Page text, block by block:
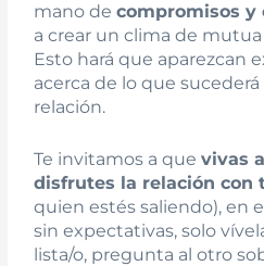
mano decompromisos y
a crear un clima de
Esto hará que aparezcan
acerca de lo que
relación.
Te invitamos a quevivas
disfrutes la relación con
quien estés saliendo), en
sin expectativas, solo
lista/o, pregunta al otro